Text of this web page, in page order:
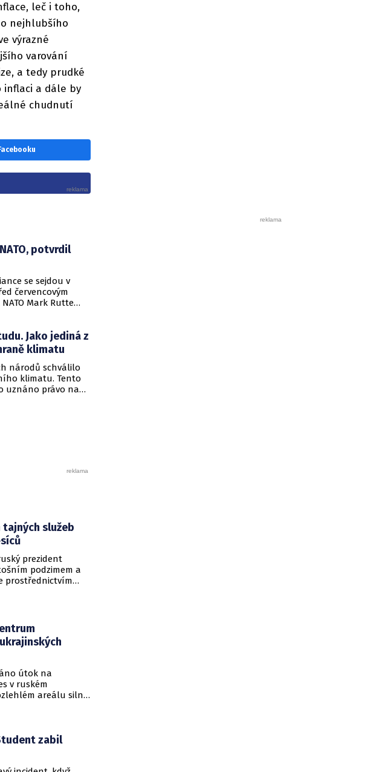
leč i toho,
nejhlubšího
výrazné
varování
a tedy prudké
inflaci a dále by
chudnutí
potvrdil
se sejdou v
červencovým
Mark Rutte
rady v
se zaměří na
bude patřit
kterému
Jako jediná z
klimatu
národů schválilo
klimatu. Tento
uznáno právo na
tajných služeb
prezident
podzimem a
prostřednictvím
tlaku kvůli
které ukrajinské
zahnaly do
útok na
v ruském
areálu silný
zabil